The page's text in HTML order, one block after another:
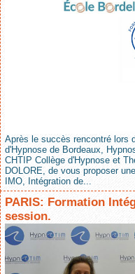
Après le succès rencontré lors
d'Hypnose de Bordeaux,
CHTIP Collège d'Hypnose et
DOLORE, de vous proposer
IMO, Intégration de...
PARIS: Formation
session.